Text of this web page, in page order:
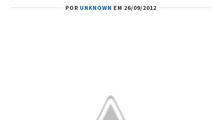
POR UNKNOWN EM 26/09/2012